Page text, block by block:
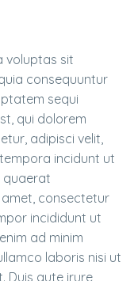
voluptas sit
consequuntur
sequi
qui dolorem
adipisci velit,
incidunt ut
quaerat
consectetur
incididunt ut
ad minim
laboris nisi ut
Duis aute irure